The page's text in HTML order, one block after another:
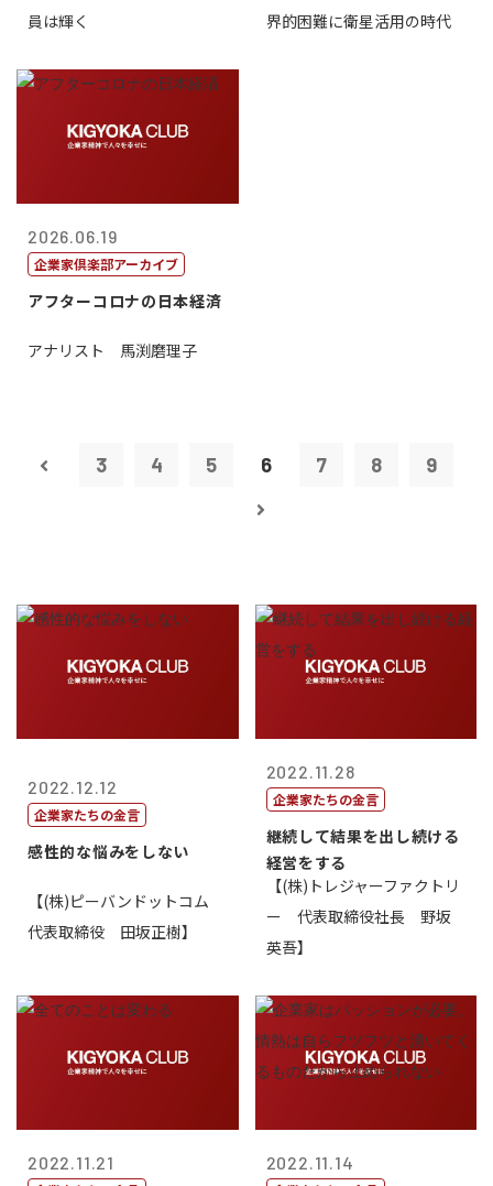
員は輝く
界的困難に衛星活用の時代
2026.06.19
企業家倶楽部アーカイブ
アフターコロナの日本経済
アナリスト 馬渕磨理子
3 4 5 6 7 8 9
2022.12.12
企業家たちの金言
感性的な悩みをしない
【(株)ピーバンドットコム
代表取締役 田坂正樹】
2022.11.28
企業家たちの金言
継続して結果を出し続ける
経営をする
【(株)トレジャーファクトリ
ー 代表取締役社長 野坂
英吾】
2022.11.21 2022.11.14